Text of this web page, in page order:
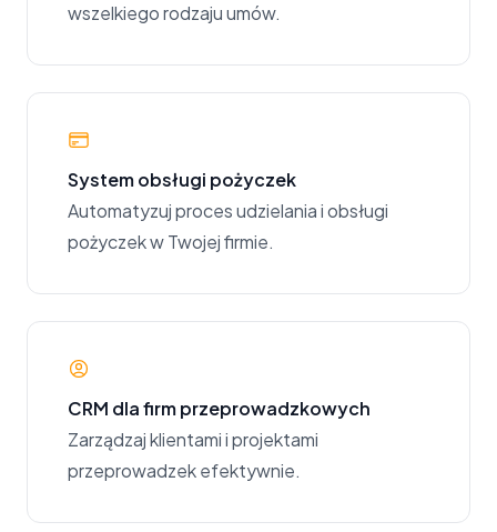
wszelkiego rodzaju umów.
System obsługi pożyczek
Automatyzuj proces udzielania i obsługi
pożyczek w Twojej firmie.
CRM dla firm przeprowadzkowych
Zarządzaj klientami i projektami
przeprowadzek efektywnie.